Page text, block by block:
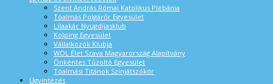
Szent András Római Katolikus Plébánia
Tóalmás Polgárőr Egyesület
Lilaakác Nyugdíjasklub
Kolping Egyesület
Vállalkozók Klubja
WOL Élet Szava Magyarország Alapítvány
Önkéntes Tűzoltó Egyesület
Tóalmási Titánok Színjátszókör
Ügyintézés